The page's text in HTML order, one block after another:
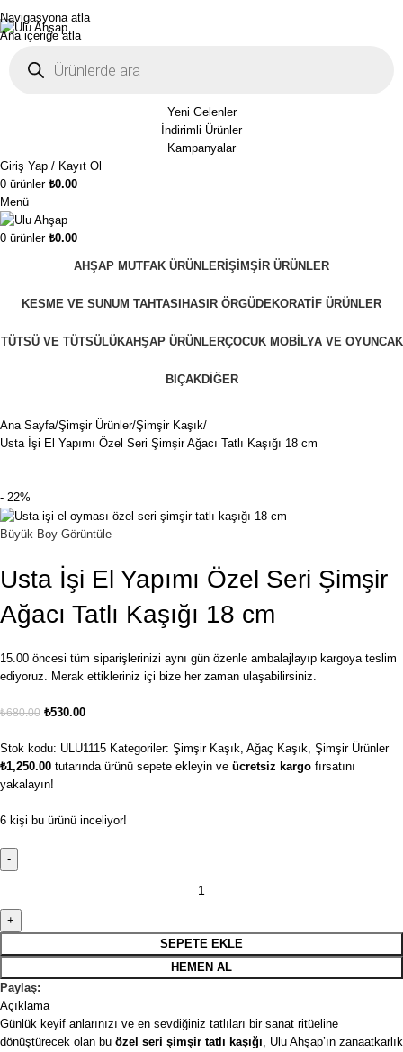
Navigasyona atla
Ana içeriğe atla
Yeni Gelenler
İndirimli Ürünler
Kampanyalar
Giriş Yap / Kayıt Ol
0 ürünler ₺0.00
Menü
0 ürünler ₺0.00
AHŞAP MUTFAK ÜRÜNLERI ŞIMŞIR ÜRÜNLER
KESME VE SUNUM TAHTASI HASIR ÖRGÜDEKORATIF ÜRÜNLER
TÜTSÜ VE TÜTSÜLÜKAHŞAP ÜRÜNLERÇOCUK MOBILYA VE OYUNCAK
BIÇAKDIĞER
Ana Sayfa Şimşir Ürünler Şimşir Kaşık
Usta İşi El Yapımı Özel Seri Şimşir Ağacı Tatlı Kaşığı 18 cm
- 22%
Büyük Boy Görüntüle
Usta İşi El Yapımı Özel Seri Şimşir
Ağacı Tatlı Kaşığı 18 cm
15.00 öncesi tüm siparişlerinizi aynı gün özenle ambalajlayıp kargoya teslim
ediyoruz. Merak ettikleriniz içi bize her zaman ulaşabilirsiniz.
₺680.00 ₺530.00
Stok kodu: ULU1115 Kategoriler: Şimşir Kaşık, Ağaç Kaşık, Şimşir Ürünler
₺1,250.00 tutarında ürünü sepete ekleyin ve ücretsiz kargo fırsatını
yakalayın!
6 kişi bu ürünü inceliyor!
SEPETE EKLE
HEMEN AL
Paylaş:
Açıklama
Günlük keyif anlarınızı ve en sevdiğiniz tatlıları bir sanat ritüeline
dönüştürecek olan bu özel seri şimşir tatlı kaşığı, Ulu Ahşap’ın zanaatkarlık